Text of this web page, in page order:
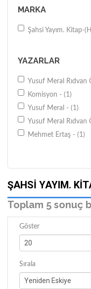
MARKA
Şahsi Yayım. Kitap-
YAZARLAR
Yusuf Meral
Komisyon - (1)
Yusuf Meral - (1)
Yusuf Meral Rıdvan
Mehmet Ertaş - (1)
ŞAHSI YAYIM.
Toplam 5 sonuç
Göster
Sırala